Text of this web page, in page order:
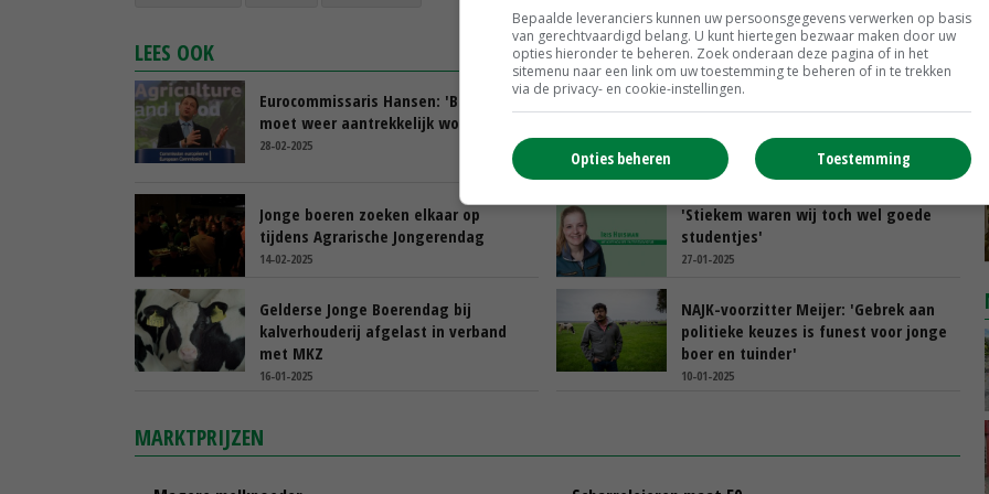
LEES OOK
Eurocommissaris Hansen: 'Boerenvak
moet weer aantrekkelijk worden'
28-02-2025
Jonge boeren willen investeren in
duurzaamheid
20-02-2025
Jonge boeren zoeken elkaar op
tijdens Agrarische Jongerendag
14-02-2025
'Stiekem waren wij toch wel goede
studentjes'
27-01-2025
Gelderse Jonge Boerendag bij
kalverhouderij afgelast in verband
met MKZ
16-01-2025
NAJK-voorzitter Meijer: 'Gebrek aan
politieke keuzes is funest voor jonge
boer en tuinder'
10-01-2025
MARKTPRIJZEN
Bepaalde leveranciers kunnen uw persoonsgegevens verwerken op basis
van gerechtvaardigd belang. U kunt hiertegen bezwaar maken door uw
opties hieronder te beheren. Zoek onderaan deze pagina of in het
sitemenu naar een link om uw toestemming te beheren of in te trekken
via de privacy- en cookie-instellingen.
Toestemming
Opties beheren